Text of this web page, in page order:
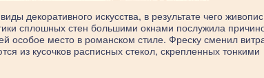
декоративного искусства, в результате чего
сплошных стен большими окнами послужила
особое место в романском стиле. Фреску сменил
из кусочков расписных стекол, скрепленных тонкими